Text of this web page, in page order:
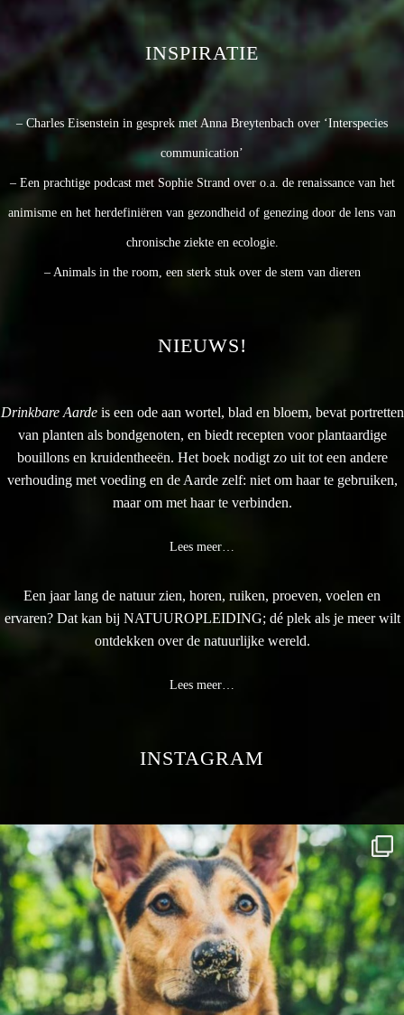
INSPIRATIE
– Charles Eisenstein in gesprek met Anna Breytenbach over ‘Interspecies
communication’
– Een prachtige podcast met Sophie Strand over o.a. de renaissance van het
animisme en het herdefiniëren van gezondheid of genezing door de lens van
chronische ziekte en ecologie.
– Animals in the room, een sterk stuk over de stem van dieren
NIEUWS!
Drinkbare Aarde is een ode aan wortel, blad en bloem, bevat portretten
van planten als bondgenoten, en biedt recepten voor plantaardige
bouillons en kruidentheeën. Het boek nodigt zo uit tot een andere
verhouding met voeding en de Aarde zelf: niet om haar te gebruiken,
maar om met haar te verbinden.
Lees meer…
Een jaar lang de natuur zien, horen, ruiken, proeven, voelen en
ervaren? Dat kan bij NATUUROPLEIDING; dé plek als je meer wilt
ontdekken over de natuurlijke wereld.
Lees meer…
INSTAGRAM